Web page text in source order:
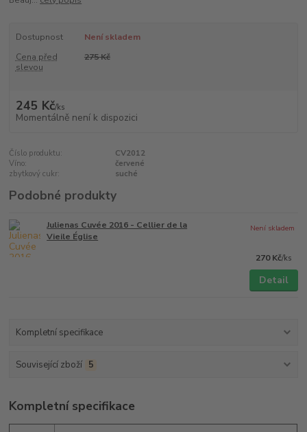
Dostupnost
Není skladem
Cena před
slevou
275 Kč
245 Kč/ks
Momentálně není k dispozici
Číslo produktu:
CV2012
Víno:
červené
zbytkový cukr:
suché
Podobné produkty
Julienas Cuvée 2016 - Cellier de la
Vieile Église
270 Kč/ks
Není skladem
Detail
Kompletní specifikace
Související zboží 5
Kompletní specifikace